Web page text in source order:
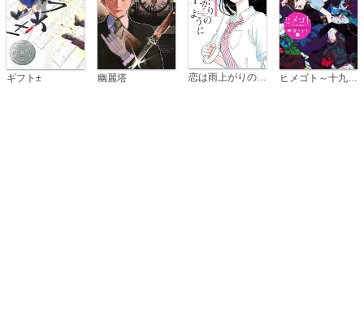
ギフト± 幽麗塔 恋は雨上がりのように